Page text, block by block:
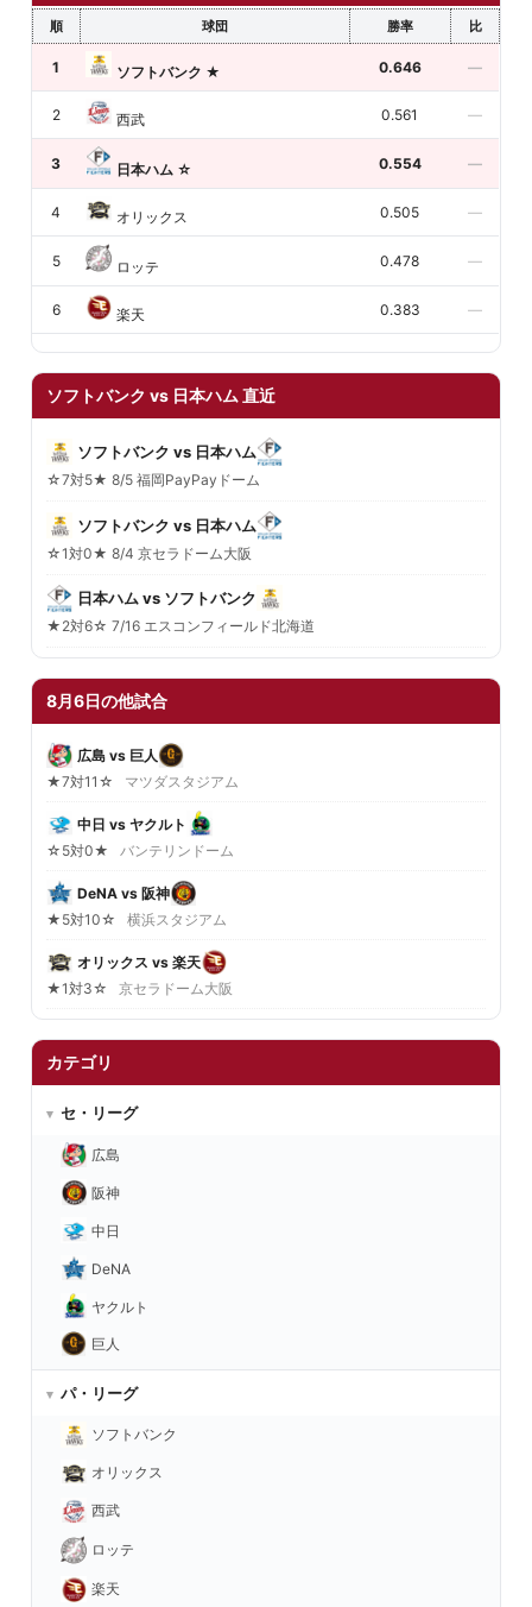
順 球団 勝率 比
1 ソフトバンク ★ 0.646 —
2 西武 0.561 —
3 日本ハム ☆ 0.554 —
4 オリックス 0.505 —
5 ロッテ 0.478 —
6 楽天 0.383 —
ソフトバンク vs 日本ハム 直近
ソフトバンク vs 日本ハム
☆7対5★ 8/5 福岡PayPayドーム
ソフトバンク vs 日本ハム
☆1対0★ 8/4 京セラドーム大阪
日本ハム vs ソフトバンク
★2対6☆ 7/16 エスコンフィールド北海道
8月6日の他試合
広島 vs 巨人
★7対11☆
マツダスタジアム
中日 vs ヤクルト
☆5対0★
バンテリンドーム
DeNA vs 阪神
★5対10☆
横浜スタジアム
オリックス vs 楽天
★1対3☆
京セラドーム大阪
カテゴリ
セ・リーグ
広島
阪神
中日
DeNA
ヤクルト
巨人
パ・リーグ
ソフトバンク
オリックス
西武
ロッテ
楽天